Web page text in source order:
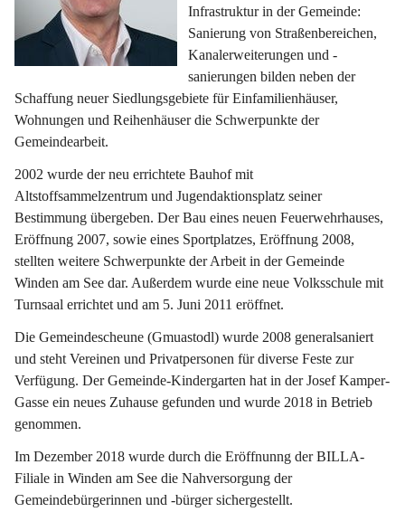
Infrastruktur in der Gemeinde:
Sanierung von Straßenbereichen,
Kanalerweiterungen und -
sanierungen bilden neben der
Schaffung neuer Siedlungsgebiete für Einfamilienhäuser,
Wohnungen und Reihenhäuser die Schwerpunkte der
Gemeindearbeit.
2002 wurde der neu errichtete Bauhof mit
Altstoffsammelzentrum und Jugendaktionsplatz seiner
Bestimmung übergeben. Der Bau eines neuen Feuerwehrhauses,
Eröffnung 2007, sowie eines Sportplatzes, Eröffnung 2008,
stellten weitere Schwerpunkte der Arbeit in der Gemeinde
Winden am See dar. Außerdem wurde eine neue Volksschule mit
Turnsaal errichtet und am 5. Juni 2011 eröffnet.
Die Gemeindescheune (Gmuastodl) wurde 2008 generalsaniert
und steht Vereinen und Privatpersonen für diverse Feste zur
Verfügung. Der Gemeinde-Kindergarten hat in der Josef Kamper-
Gasse ein neues Zuhause gefunden und wurde 2018 in Betrieb
genommen.
Im Dezember 2018 wurde durch die Eröffnunng der BILLA-
Filiale in Winden am See die Nahversorgung der
Gemeindebürgerinnen und -bürger sichergestellt.